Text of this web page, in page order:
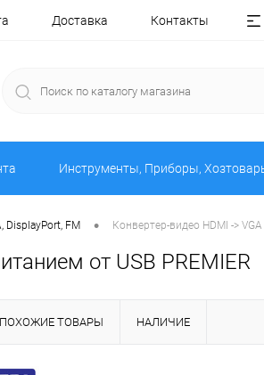
Доставка Контакты
Инструменты, Приборы,
DisplayPort, FM • Конвертер-видео HDMI ->
от USB PREMIER
ПОХОЖИЕ ТОВАРЫ НАЛИЧИЕ